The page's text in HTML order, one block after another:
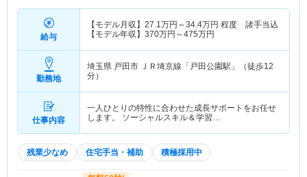
給与
【モデル月収】 27.1万円～34.4万円 程度 諸手当込
【モデル年収】 370万円～475万円
勤務地
埼玉県 戸田市 ＪＲ埼京線「戸田公園駅」（徒歩12
分）
仕事内容
一人ひとりの特性に合わせた成長サポートをお任せ
します。 ソーシャルスキル＆学習…
残業少なめ 住宅手当・補助 積極採用中